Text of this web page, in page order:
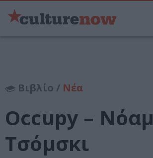
Βιβλίο / Νέα
Occupy – Νόαμ
Τσόμσκι